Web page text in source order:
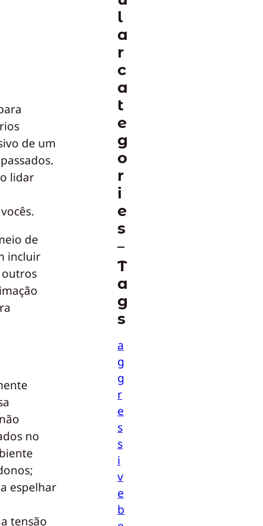
de um
lidar
de
incluir
no
espelhar
tensão
l
a
r
c
a
t
e
g
o
r
i
e
s
T
a
g
s
a
g
g
r
e
s
s
i
v
e
b